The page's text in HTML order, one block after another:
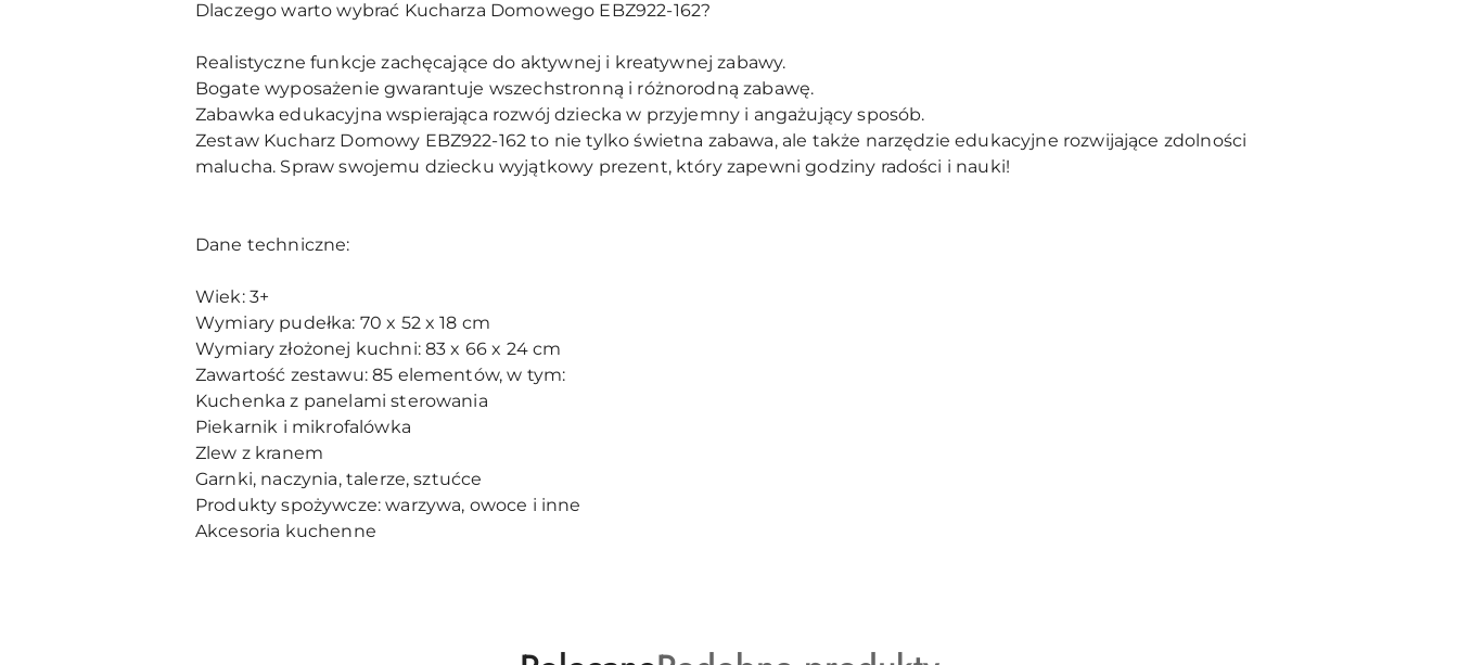
Dlaczego warto wybrać Kucharza Domowego EBZ922-162?
Realistyczne funkcje zachęcające do aktywnej i kreatywnej zabawy.
Bogate wyposażenie gwarantuje wszechstronną i różnorodną zabawę.
Zabawka edukacyjna wspierająca rozwój dziecka w przyjemny i angażujący sposób.
Zestaw Kucharz Domowy EBZ922-162 to nie tylko świetna zabawa, ale także narzędzie edukacyjne rozwijające zdolności
malucha. Spraw swojemu dziecku wyjątkowy prezent, który zapewni godziny radości i nauki!
Dane techniczne:
Wiek: 3+
Wymiary pudełka: 70 x 52 x 18 cm
Wymiary złożonej kuchni: 83 x 66 x 24 cm
Zawartość zestawu: 85 elementów, w tym:
Kuchenka z panelami sterowania
Piekarnik i mikrofalówka
Zlew z kranem
Garnki, naczynia, talerze, sztućce
Produkty spożywcze: warzywa, owoce i inne
Akcesoria kuchenne